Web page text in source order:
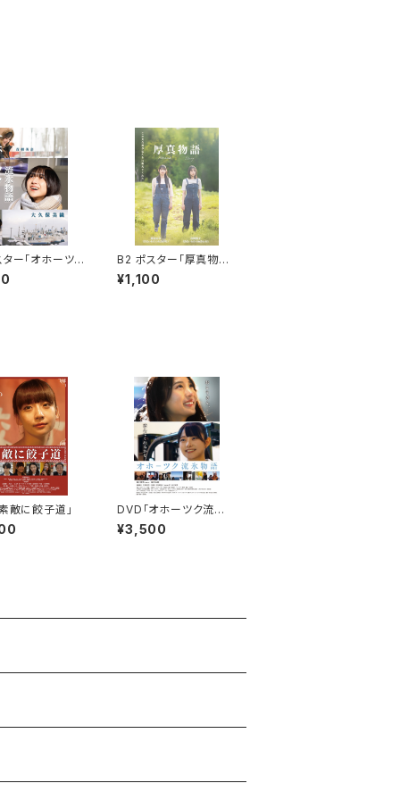
ー「オホーツク
第三章」
B2 ポスター「厚真物
語」
¥1,100
敵に餃子道」
DVD「オホーツク流氷
物語」
¥3,500